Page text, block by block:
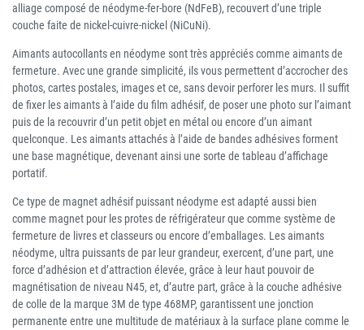
alliage composé de néodyme-fer-bore (NdFeB), recouvert d’une triple
couche faite de nickel-cuivre-nickel (NiCuNi).
Aimants autocollants en néodyme sont très appréciés comme aimants de
fermeture. Avec une grande simplicité, ils vous permettent d’accrocher des
photos, cartes postales, images et ce, sans devoir perforer les murs. Il suffit
de fixer les aimants à l’aide du film adhésif, de poser une photo sur l’aimant
puis de la recouvrir d’un petit objet en métal ou encore d’un aimant
quelconque. Les aimants attachés à l’aide de bandes adhésives forment
une base magnétique, devenant ainsi une sorte de tableau d’affichage
portatif.
Ce type de magnet adhésif puissant néodyme est adapté aussi bien
comme magnet pour les protes de réfrigérateur que comme système de
fermeture de livres et classeurs ou encore d’emballages. Les aimants
néodyme, ultra puissants de par leur grandeur, exercent, d’une part, une
force d’adhésion et d’attraction élevée, grâce à leur haut pouvoir de
magnétisation de niveau N45, et, d’autre part, grâce à la couche adhésive
de colle de la marque 3M de type 468MP, garantissent une jonction
permanente entre une multitude de matériaux à la surface plane comme le